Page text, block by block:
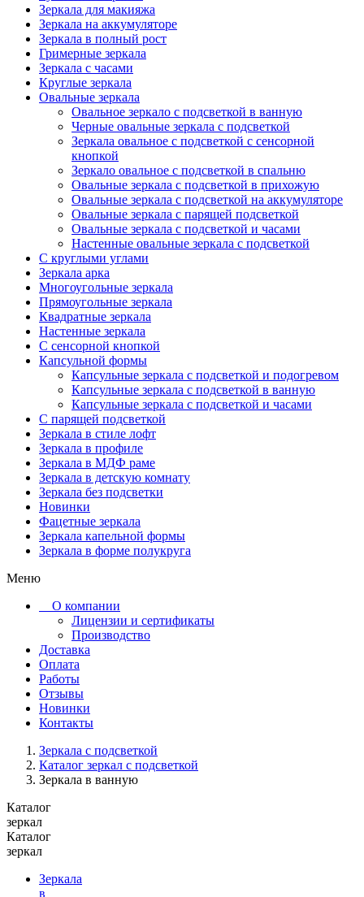
Зеркала для макияжа
Зеркала на аккумуляторе
Зеркала в полный рост
Гримерные зеркала
Зеркала с часами
Круглые зеркала
Овальные зеркала
Овальное зеркало с подсветкой в ванную
Черные овальные зеркала с подсветкой
Зеркала овальное с подсветкой с сенсорной
кнопкой
Зеркало овальное с подсветкой в спальню
Овальные зеркала с подсветкой в прихожую
Овальные зеркала с подсветкой на аккумуляторе
Овальные зеркала с парящей подсветкой
Овальные зеркала с подсветкой и часами
Настенные овальные зеркала с подсветкой
С круглыми углами
Зеркала арка
Многоугольные зеркала
Прямоугольные зеркала
Квадратные зеркала
Настенные зеркала
С сенсорной кнопкой
Капсульной формы
Капсульные зеркала с подсветкой и подогревом
Капсульные зеркала с подсветкой в ванную
Капсульные зеркала с подсветкой и часами
С парящей подсветкой
Зеркала в стиле лофт
Зеркала в профиле
Зеркала в МДФ раме
Зеркала в детскую комнату
Зеркала без подсветки
Новинки
Фацетные зеркала
Зеркала капельной формы
Зеркала в форме полукруга
Меню
О компании
Лицензии и сертификаты
Производство
Доставка
Оплата
Работы
Отзывы
Новинки
Контакты
Зеркала с подсветкой
Каталог зеркал с подсветкой
Зеркала в ванную
Каталог
зеркал
Каталог
зеркал
Зеркала
в